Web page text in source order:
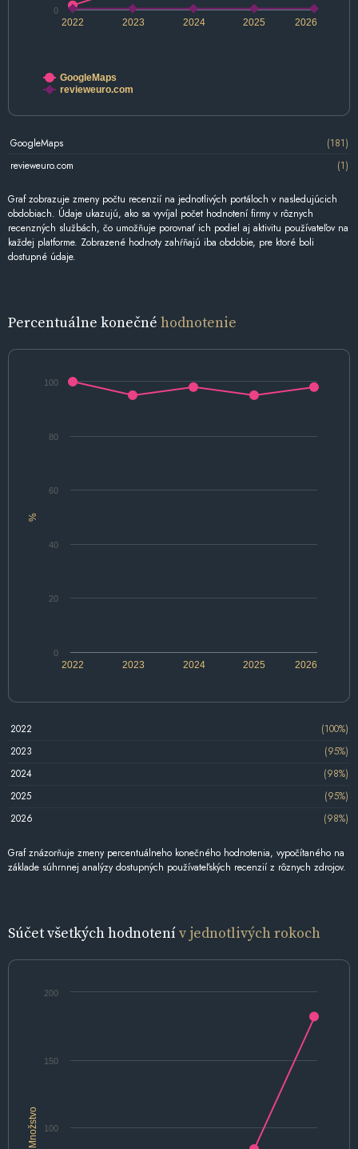
2022 2024 2026
2023 2025
0
GoogleMaps
revieweuro.com
GoogleMaps
(181)
revieweuro.com
(1)
Graf zobrazuje zmeny počtu recenzií na jednotlivých portáloch v nasledujúcich
obdobiach. Údaje ukazujú, ako sa vyvíjal počet hodnotení firmy v rôznych
recenzných službách, čo umožňuje porovnať ich podiel aj aktivitu používateľov na
každej platforme. Zobrazené hodnoty zahŕňajú iba obdobie, pre ktoré boli
dostupné údaje.
Percentuálne konečné hodnotenie
%
2022 2024 2026
2023 2025
0
20
40
60
80
100
2022
(100%)
2023
(95%)
2024
(98%)
2025
(95%)
2026
(98%)
Graf znázorňuje zmeny percentuálneho konečného hodnotenia, vypočítaného na
základe súhrnnej analýzy dostupných používateľských recenzií z rôznych zdrojov.
Súčet všetkých hodnotenív jednotlivých rokoch
Množstvo 100
150
200